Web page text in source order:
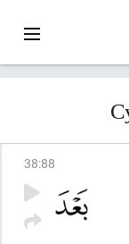
38:88